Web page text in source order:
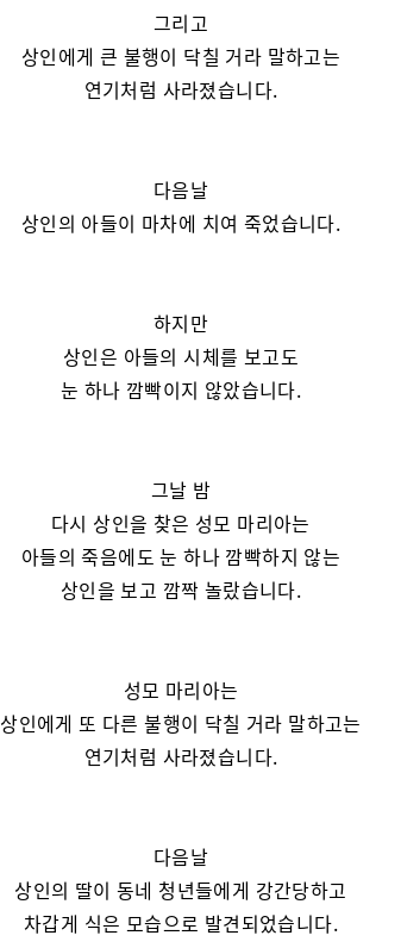
그리고
상인에게 큰 불행이 닥칠 거라 말하고는
연기처럼 사라졌습니다.
다음날
상인의 아들이 마차에 치여 죽었습니다.
하지만
상인은 아들의 시체를 보고도
눈 하나 깜빡이지 않았습니다.
그날 밤
다시 상인을 찾은 성모 마리아는
아들의 죽음에도 눈 하나 깜빡하지 않는
상인을 보고 깜짝 놀랐습니다.
성모 마리아는
상인에게 또 다른 불행이 닥칠 거라 말하고는
연기처럼 사라졌습니다.
다음날
상인의 딸이 동네 청년들에게 강간당하고
차갑게 식은 모습으로 발견되었습니다.